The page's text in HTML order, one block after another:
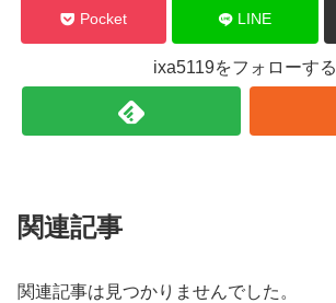
Pocket LINE
ixa5119をフォローする
関連記事
関連記事は見つかりませんでした。